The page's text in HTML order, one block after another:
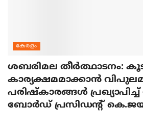
കേരളം
ശബരിമല തീര്‍ത്ഥാടനം:
കാര്യക്ഷമമാക്കാന്‍
പരിഷ്‌കാരങ്ങള്‍ പ്രഖ്യാപിച്ച്
ബോര്‍ഡ് പ്രസിഡന്റ്